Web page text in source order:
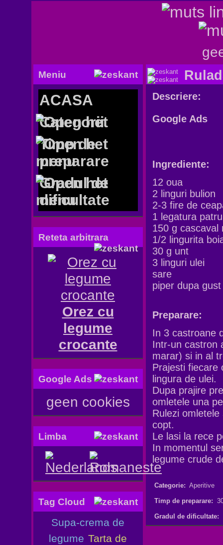
Meniu
ACASA
Categorii
Timp de
preparare
Gradul de
dificultate
Reteta arbitrara
Orez cu
legume
crocante
Google Ads
geen cookies
Limba
Tag Cloud
Supa-crema de
legume Tarta de
Descriere:
Google Ads
Ingrediente:
12 oua
2 linguri bulion
2-3 fire de
1 legatura
150 g cascaval
1/2 lingurita
30 g unt
3 linguri ulei
sare
piper dupa gust
Preparare:
In 3 castroane
Intr-un castron
marar) si in al
Prajesti fiecare
lingura de ulei.
Dupa prajire
omletele una
Rulezi
copt.
Le lasi la rece
In momentul
legume crude
Categorie: Aperitive
Timp de preparare:
Gradul de dificultate: